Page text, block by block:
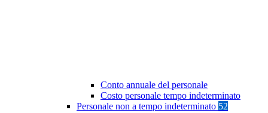
Conto annuale del personale
Costo personale tempo indeterminato
Personale non a tempo indeterminato 52